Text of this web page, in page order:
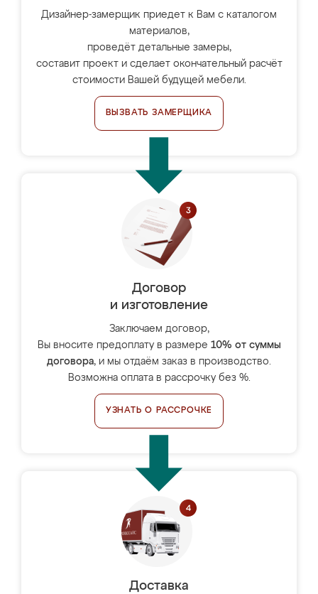
Дизайнер-замерщик приедет к Вам с каталогом
материалов,
проведёт детальные замеры,
составит проект и сделает окончательный расчёт
стоимости Вашей будущей мебели.
ВЫЗВАТЬ ЗАМЕРЩИКА
Договор
и изготовление
Заключаем договор,
Вы вносите предоплату в размере 10% от суммы
договора, и мы отдаём заказ в производство.
Возможна оплата в рассрочку без %.
УЗНАТЬ О РАССРОЧКЕ
Доставка